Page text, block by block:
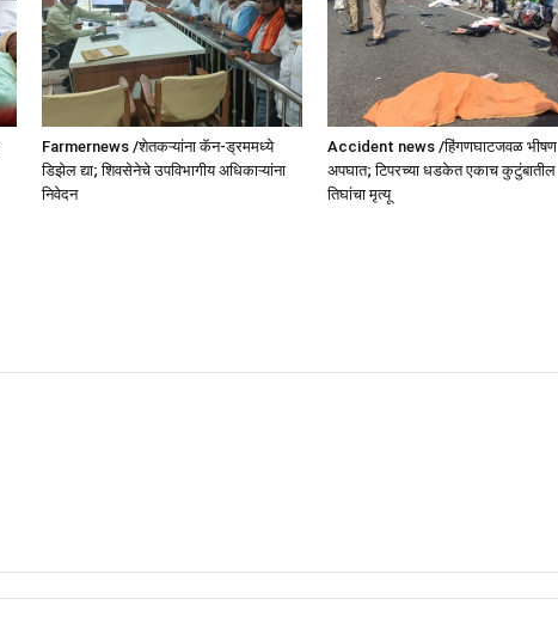
Farmernews /शेतकऱ्यांना कॅन-ड्रममध्ये
डिझेल द्या; शिवसेनेचे उपविभागीय अधिकाऱ्यांना
निवेदन
Accident news /हिंगणघाटजवळ भीषण
अपघात; टिपरच्या धडकेत एकाच कुटुंबातील
तिघांचा मृत्यू